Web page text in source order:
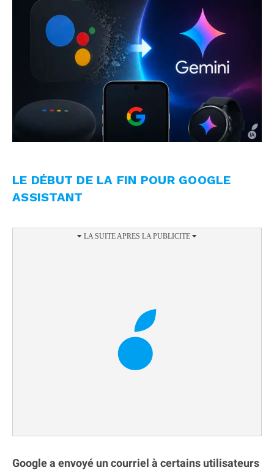
LE DÉBUT DE LA FIN POUR GOOGLE
ASSISTANT
Google a envoyé un courriel à certains utilisateurs